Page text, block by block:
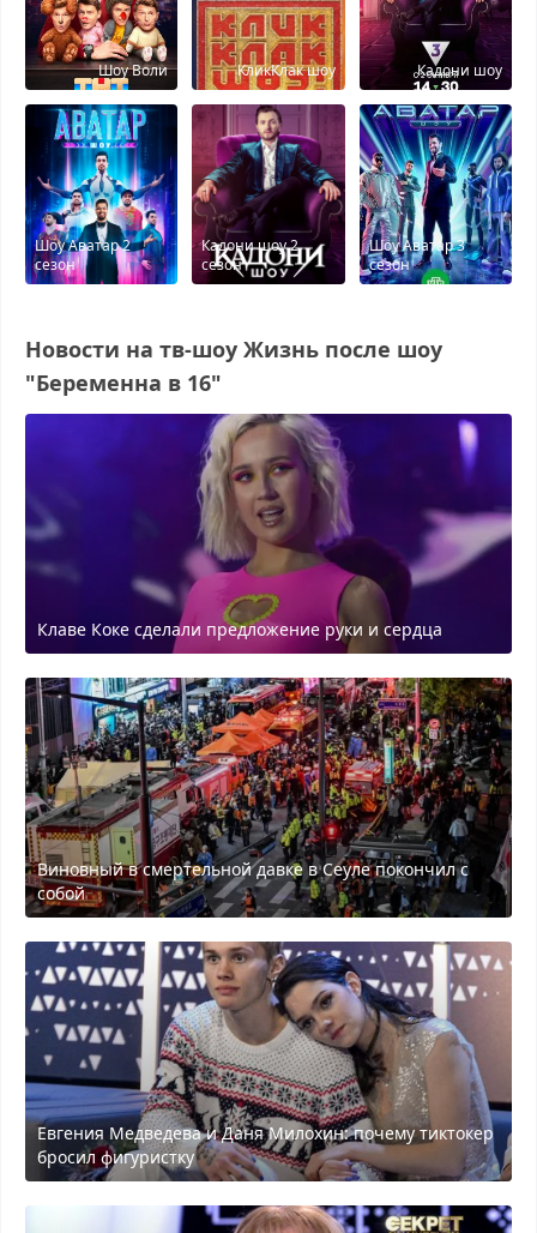
Шоу Воли КликКлак шоу Кадони шоу
Шоу Аватар 2
сезон
Кадони шоу 2
сезон
Шоу Аватар 3
сезон
Новости на тв-шоу Жизнь после шоу
"Беременна в 16"
Клаве Коке сделали предложение руки и сердца
Виновный в смертельной давке в Сеуле покончил с
собой
Евгения Медведева и Даня Милохин: почему тиктокер
бросил фигуристку